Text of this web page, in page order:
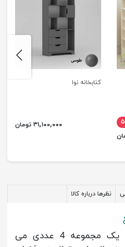
کتابخانه نوا
۳۱,۱۰۰,۰۰۰ تومان
نظرها درباره کالا
کتابخانه مدل مربع، یک مجموعه 4 عددی می